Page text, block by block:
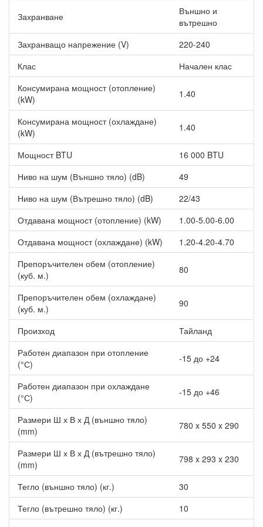
WiFi контролер (подарък)
Купувайки този климатик, Вие ще получите като подарък WiFi
контролер на Havit, с който можете да управлявате уреда
дистанционно през смартфон или таблет.
Захранване
Външно и
вътрешно
Захранващо напрежение (V)
220-240
Клас
Начален клас
Консумирана мощност (отопление)
(kW)
1.40
Консумирана мощност (охлаждане)
(kW)
1.40
Мощност BTU
16 000 BTU
Ниво на шум (Външно тяло) (dB)
49
Ниво на шум (Вътрешно тяло) (dB)
22/43
Отдавана мощност (отопление) (kW)
1.00-5.00-6.00
Отдавана мощност (охлаждане) (kW)
1.20-4.20-4.70
Препоръчителен обем (отопление)
(куб. м.)
80
Препоръчителен обем (охлаждане)
(куб. м.)
90
Произход
Тайланд
Работен диапазон при отопление
(°С)
-15 до +24
Работен диапазон при охлаждане
(°С)
-15 до +46
Размери Ш х В х Д (външно тяло)
(mm)
780 x 550 x 290
Размери Ш х В х Д (вътрешно тяло)
(mm)
798 x 293 x 230
Тегло (външно тяло) (кг.)
30
Тегло (вътрешно тяло) (кг.)
10